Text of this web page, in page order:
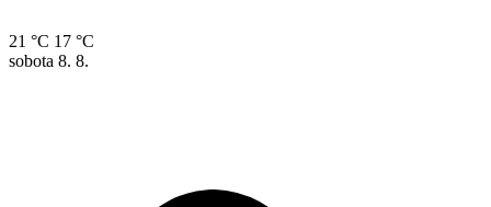
21 °C 17 °C
sobota 8. 8.